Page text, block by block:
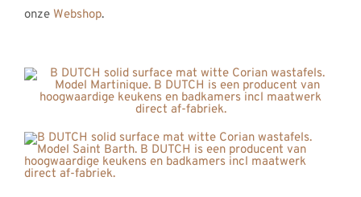
onze Webshop.